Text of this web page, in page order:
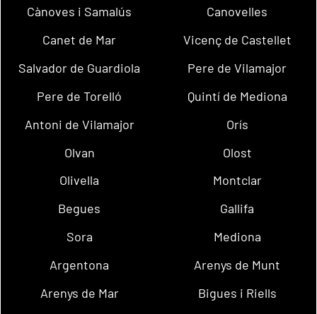
Cànoves i Samalús
Canovelles
Canet de Mar
Vicenç de Castellet
Salvador de Guardiola
Pere de Vilamajor
Pere de Torelló
Quintí de Mediona
Antoni de Vilamajor
Orís
Olvan
Olost
Olivella
Montclar
Begues
Gallifa
Sora
Mediona
Argentona
Arenys de Munt
Arenys de Mar
Bigues i Riells